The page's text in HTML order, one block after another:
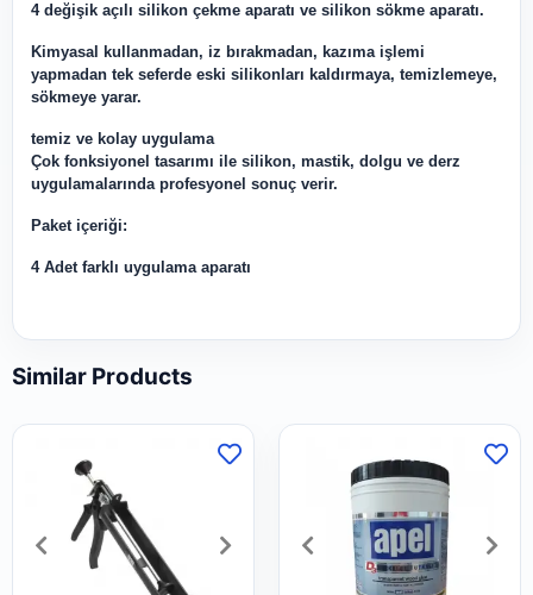
4 değişik açılı silikon çekme aparatı ve silikon sökme aparatı.
Kimyasal kullanmadan, iz bırakmadan, kazıma işlemi
yapmadan tek seferde eski silikonları kaldırmaya, temizlemeye,
sökmeye yarar.
temiz ve kolay uygulama
Çok fonksiyonel tasarımı ile silikon, mastik, dolgu ve derz
uygulamalarında profesyonel sonuç verir.
Paket içeriği:
4 Adet farklı uygulama aparatı
Similar Products